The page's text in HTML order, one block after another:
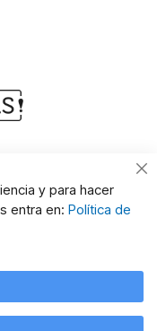
y para hacer
entra en: Política de